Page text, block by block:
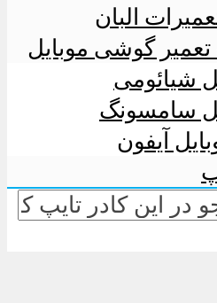
البان
گوشی موبایل
شیائومی
سامسونگ
آیفون